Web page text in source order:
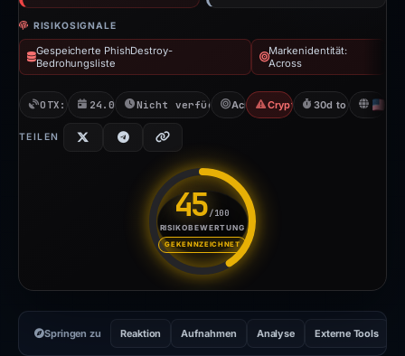
RISIKOSIGNALE
Gespeicherte PhishDestroy-
Bedrohungsliste
Markenidentität:
Across
OTX: 9 refs24.03.2026Nicht verfügbar seit 06.06.2026
AcrossCrypto Scam30d to unavailable
TEILEN
45/100
RISIKOBEWERTUNG
GEKENNZEICHNET
Risikobewertung: 45 von
Springen zu Reaktion Aufnahmen Analyse Externe Tools